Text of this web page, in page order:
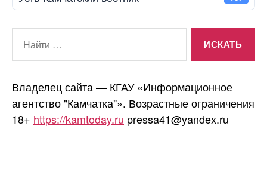
Владелец сайта — КГАУ «Информационное
агентство "Камчатка"». Возрастные ограничения
18+ https://kamtoday.ru pressa41@yandex.ru